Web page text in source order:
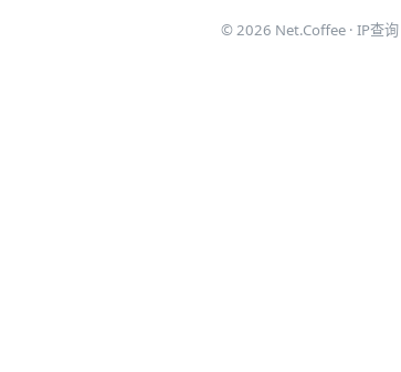
© 2026 Net.Coffee · IP查询